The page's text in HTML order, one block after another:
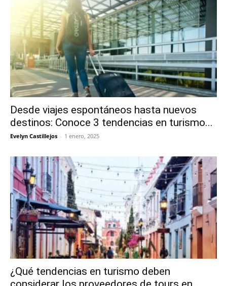
Desde viajes espontáneos hasta nuevos
destinos: Conoce 3 tendencias en turismo...
Evelyn Castillejos - 1 enero, 2025
¿Qué tendencias en turismo deben